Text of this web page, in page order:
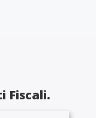
Fiscali.